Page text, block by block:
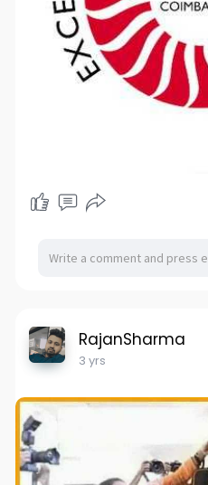
RajanSharma
3 yrs